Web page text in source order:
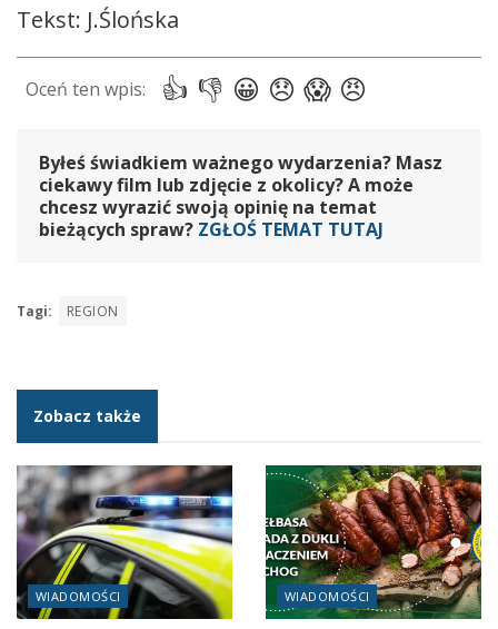
Tekst: J.Ślońska
Byłeś świadkiem ważnego wydarzenia? Masz
ciekawy film lub zdjęcie z okolicy? A może
chcesz wyrazić swoją opinię na temat
bieżących spraw? ZGŁOŚ TEMAT TUTAJ
Tagi: REGION
Zobacz także
WIADOMOŚCI WIADOMOŚCI